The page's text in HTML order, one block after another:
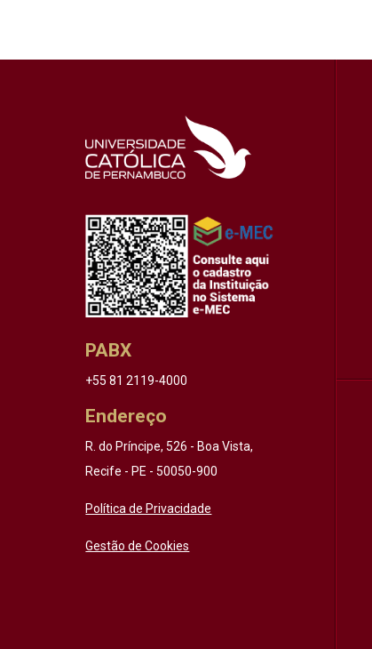
PABX
+55 81 2119-4000
Endereço
R. do Príncipe, 526 - Boa Vista,
Recife - PE - 50050-900
Política de Privacidade
Gestão de Cookies